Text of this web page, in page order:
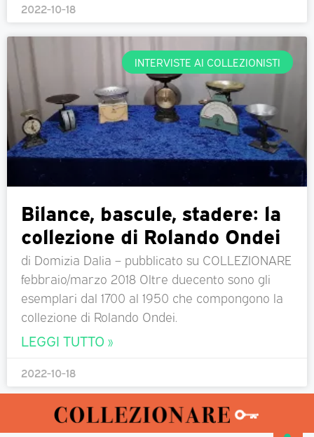
2022-10-18
INTERVISTE AI COLLEZIONISTI
Bilance, bascule, stadere: la
collezione di Rolando Ondei
di Domizia Dalia – pubblicato su COLLEZIONARE
febbraio/marzo 2018 Oltre duecento sono gli
esemplari dal 1700 al 1950 che compongono la
collezione di Rolando Ondei.
LEGGI TUTTO »
2022-10-18